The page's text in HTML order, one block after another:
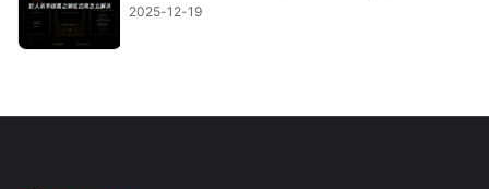
2025-12-19